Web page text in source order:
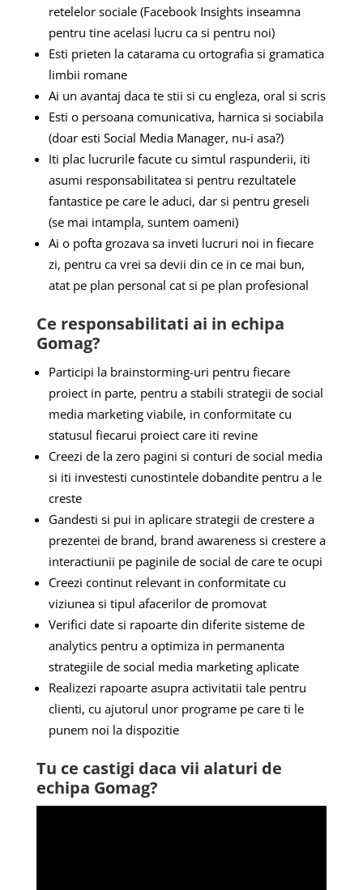
retelelor sociale (Facebook Insights inseamna
pentru tine acelasi lucru ca si pentru noi)
Esti prieten la catarama cu ortografia si gramatica
limbii romane
Ai un avantaj daca te stii si cu engleza, oral si scris
Esti o persoana comunicativa, harnica si sociabila
(doar esti Social Media Manager, nu-i asa?)
Iti plac lucrurile facute cu simtul raspunderii, iti
asumi responsabilitatea si pentru rezultatele
fantastice pe care le aduci, dar si pentru greseli
(se mai intampla, suntem oameni)
Ai o pofta grozava sa inveti lucruri noi in fiecare
zi, pentru ca vrei sa devii din ce in ce mai bun,
atat pe plan personal cat si pe plan profesional
Ce responsabilitati ai in echipa
Gomag?
Participi la brainstorming-uri pentru fiecare
proiect in parte, pentru a stabili strategii de social
media marketing viabile, in conformitate cu
statusul fiecarui proiect care iti revine
Creezi de la zero pagini si conturi de social media
si iti investesti cunostintele dobandite pentru a le
creste
Gandesti si pui in aplicare strategii de crestere a
prezentei de brand, brand awareness si crestere a
interactiunii pe paginile de social de care te ocupi
Creezi continut relevant in conformitate cu
viziunea si tipul afacerilor de promovat
Verifici date si rapoarte din diferite sisteme de
analytics pentru a optimiza in permanenta
strategiile de social media marketing aplicate
Realizezi rapoarte asupra activitatii tale pentru
clienti, cu ajutorul unor programe pe care ti le
punem noi la dispozitie
Tu ce castigi daca vii alaturi de
echipa Gomag?